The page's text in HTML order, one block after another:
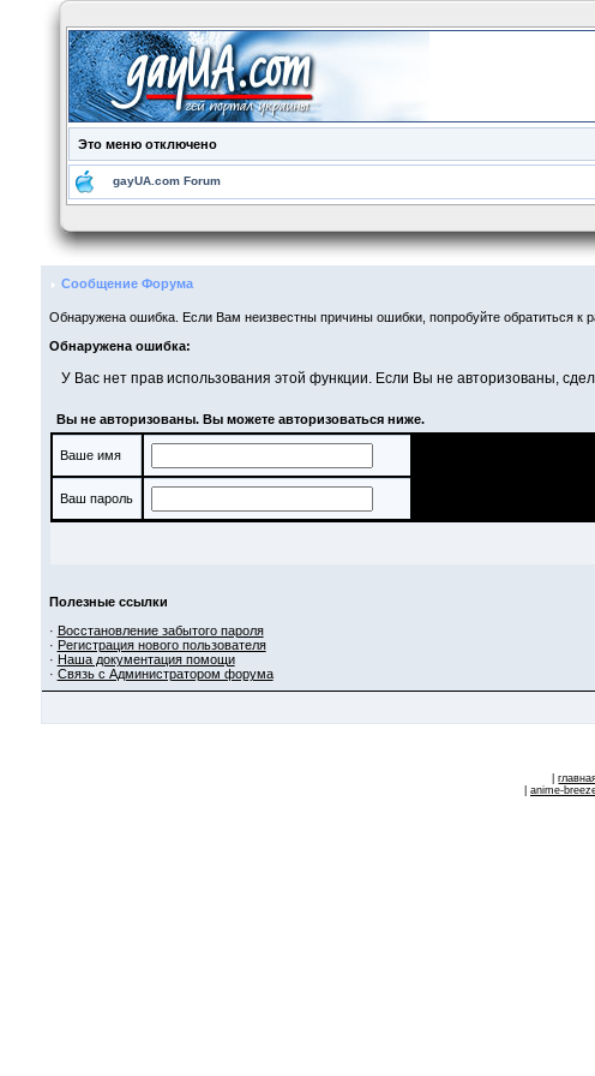
Это меню отключено
gayUA.com Forum
Сообщение Форума
Обнаружена ошибка. Если Вам неизвестны причины ошибки, попробуйте обратиться к
Обнаружена ошибка:
У Вас нет прав использования этой функции. Если Вы не авторизованы,
Вы не авторизованы. Вы можете авторизоваться ниже.
Ваше имя
Ваш пароль
Полезные ссылки
· Восстановление забытого пароля
· Регистрация нового пользователя
· Наша документация помощи
· Связь с Администратором форума
|
anime-